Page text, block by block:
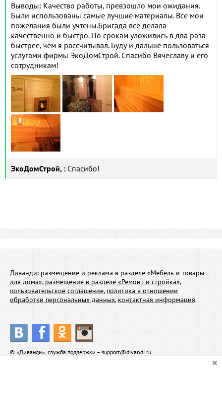
Выводы: Качество работы, превзошло мои ожидания.
Были использованы самые лучшие материалы. Все мои
пожелания были учтены.Бригада всё делала
качественно и быстро. По срокам уложились в два раза
быстрее, чем я рассчитывал. Буду и дальше пользоваться
услугами фирмы ЭкоДомСтрой. Спасибо Вячеславу и его
сотрудникам!
ЭкоДомСтрой, : Спасибо!
Диванди: размещение и реклама в разделе «Мебель и товары
для дома», размещение в разделе «Ремонт и стройка»,
пользовательское соглашение, политика в отношении
обработки персональных данных, контактная информация.
© «Диванди», служба поддержки – support@divandi.ru.